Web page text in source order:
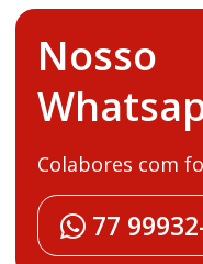
Nosso
Colabores com
77